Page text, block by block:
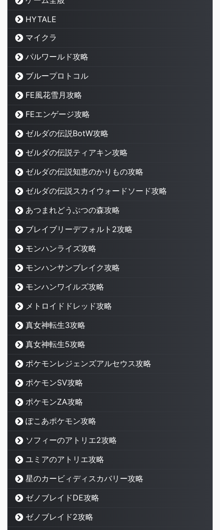
HYTALE
マイクラ
パルワールド攻略
ブループロトコル
FE風花雪月攻略
FEエンゲージ攻略
ゼルダの伝説BotW攻略
ゼルダの伝説ティアキン攻略
ゼルダの伝説知恵のかりもの攻略
ゼルダの伝説スカイウォードソード攻略
あつまれどうぶつの森攻略
ブレイブリーデフォルト2攻略
モンハンライズ攻略
モンハンサンブレイク攻略
モンハンワイルズ攻略
メトロイドドレッド攻略
真女神転生3攻略
真女神転生5攻略
ポケモンレジェンズアルセウス攻略
ポケモンSV攻略
ポケモンZA攻略
ぽこあポケモン攻略
ソフィーのアトリエ2攻略
ユミアのアトリエ攻略
星のカービィディスカバリー攻略
ゼノブレイドDE攻略
ゼノブレイド2攻略